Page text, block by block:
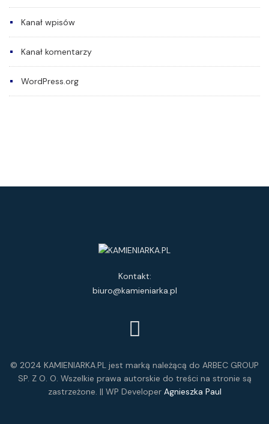
Kanał wpisów
Kanał komentarzy
WordPress.org
Kontakt:
biuro@kamieniarka.pl
© 2024 KAMIENIARKA.PL jest marką należącą do ARBEC GROUP
SP. Z O. O. Wszelkie prawa autorskie do treści na stronie są
zastrzeżone. || WP Developer Agnieszka Paul